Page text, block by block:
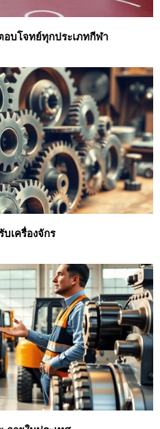
บโจทย์ทุกประเภทกีฬา
เครื่องจักร